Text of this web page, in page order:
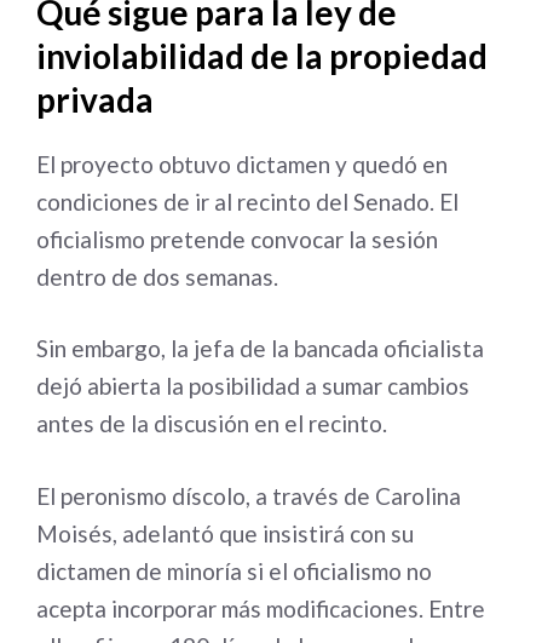
Qué sigue para la ley de
inviolabilidad de la propiedad
privada
El proyecto obtuvo dictamen y quedó en
condiciones de ir al recinto del Senado. El
oficialismo pretende convocar la sesión
dentro de dos semanas.
Sin embargo, la jefa de la bancada oficialista
dejó abierta la posibilidad a sumar cambios
antes de la discusión en el recinto.
El peronismo díscolo, a través de Carolina
Moisés, adelantó que insistirá con su
dictamen de minoría si el oficialismo no
acepta incorporar más modificaciones. Entre